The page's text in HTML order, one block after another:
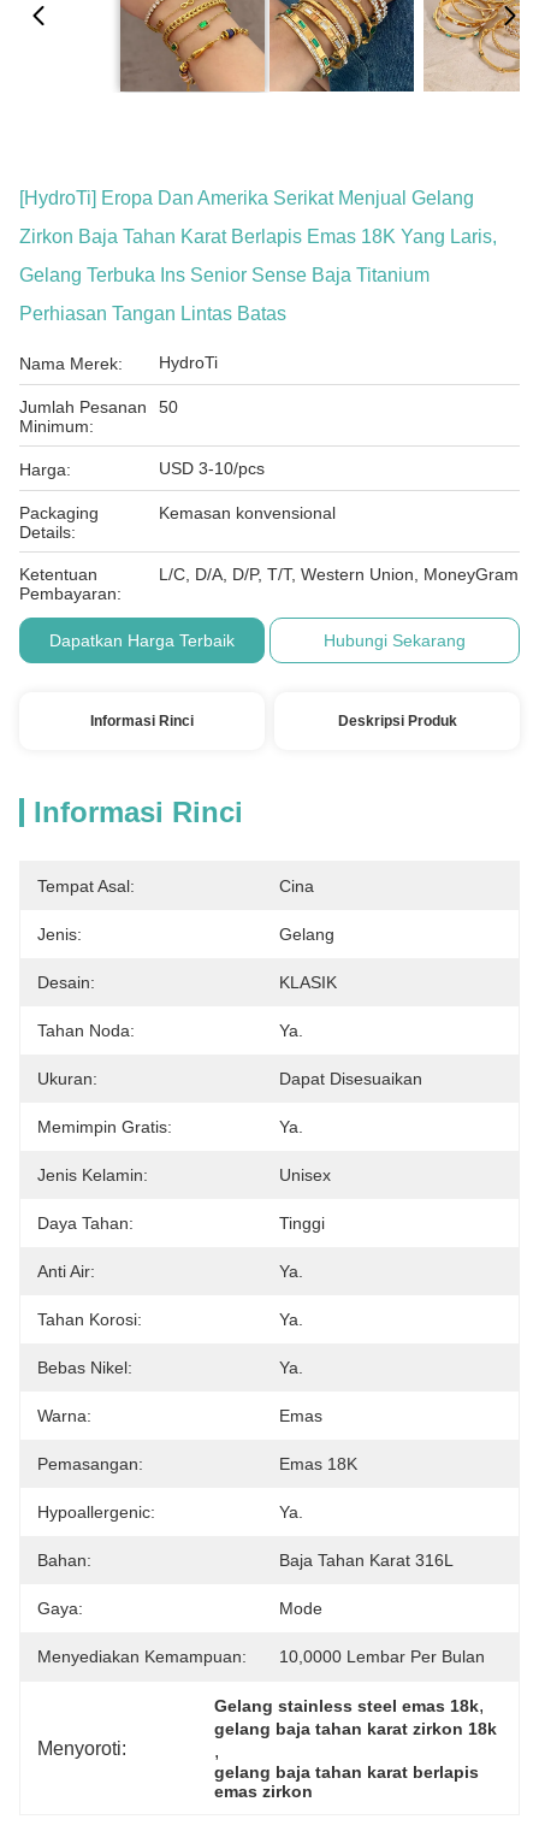
[HydroTi] Eropa Dan Amerika Serikat Menjual Gelang
Zirkon Baja Tahan Karat Berlapis Emas 18K Yang Laris,
Gelang Terbuka Ins Senior Sense Baja Titanium
Perhiasan Tangan Lintas Batas
Nama Merek: HydroTi
Jumlah Pesanan
Minimum:
50
Harga: USD 3-10/pcs
Packaging
Details:
Kemasan konvensional
Ketentuan
Pembayaran:
L/C, D/A, D/P, T/T, Western Union, MoneyGram
Dapatkan Harga Terbaik Hubungi Sekarang
Informasi Rinci Deskripsi Produk
Informasi Rinci
Tempat Asal: Cina
Jenis: Gelang
Desain: KLASIK
Tahan Noda: Ya.
Ukuran: Dapat Disesuaikan
Memimpin Gratis: Ya.
Jenis Kelamin: Unisex
Daya Tahan: Tinggi
Anti Air: Ya.
Tahan Korosi: Ya.
Bebas Nikel: Ya.
Warna: Emas
Pemasangan: Emas 18K
Hypoallergenic: Ya.
Bahan: Baja Tahan Karat 316L
Gaya: Mode
Menyediakan Kemampuan: 10,0000 Lembar Per Bulan
Menyoroti:
Gelang stainless steel emas 18k,
gelang baja tahan karat zirkon 18k
,
gelang baja tahan karat berlapis
emas zirkon